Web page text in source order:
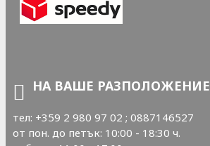
НА ВАШЕ РАЗПОЛОЖЕНИЕ
тел: +359 2 980 97 02 ; 0887146527
от пон. до петък: 10:00 - 18:30 ч.